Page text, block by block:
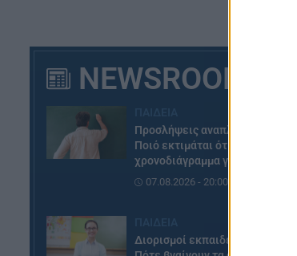
NEWSROOM
Προσλήψεις αναπληρωτών:
Ποιό εκτιμάται ότι θα είναι το
χρονοδιάγραμμα για φέτος
07.08.2026 - 20:00
Διορισμοί εκπαιδευτικών: